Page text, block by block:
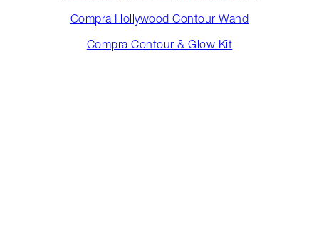
Compra Hollywood Contour Wand
Compra Contour & Glow Kit